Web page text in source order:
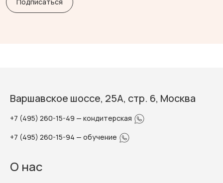
Варшавское шоссе, 25А, стр. 6, Москва
+7 (495) 260-15-49 — кондитерская
+7 (495) 260-15-94 — обучение
О нас